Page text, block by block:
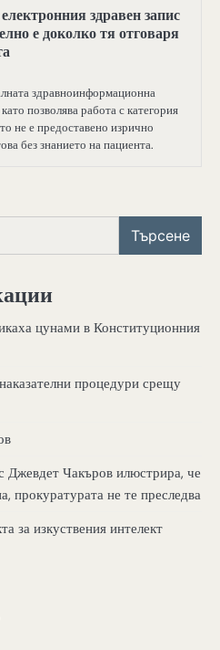
здравен запис
е доколко тя отговаря
здравноинформационна
позволява работа с категория
не е предоставено изрично
без знанието на пациента.
Търсене
цунами в Конституционния
процедури срещу
Чакъров илюстрира, че
прокуратурата не те преследва
за изкуствения интелект